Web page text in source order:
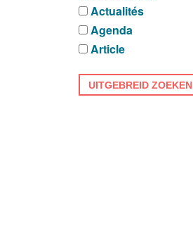
Actualités
Agenda
Article
UITGEBREID ZOEKEN